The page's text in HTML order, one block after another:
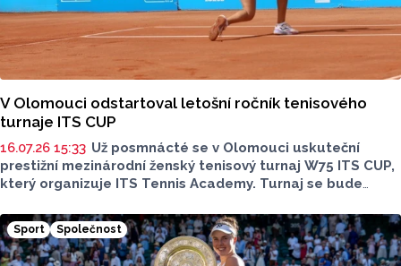
V Olomouci odstartoval letošní ročník tenisového
turnaje ITS CUP
16.07.26 15:33 Už posmnácté se v Olomouci uskuteční
prestižní mezinárodní ženský tenisový turnaj W75 ITS CUP,
který organizuje ITS Tennis Academy. Turnaj se bude
centrum sportu a zdraví, který poskytuje prvotřídní zázemí
pro hráčky i návštěvníky.
Sport Společnost